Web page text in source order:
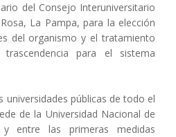
del Consejo Interuniversitario
La Pampa, para la elección
del organismo y el tratamiento
para el sistema
universidades públicas de todo el
de la Universidad Nacional de
y entre las primeras medidas